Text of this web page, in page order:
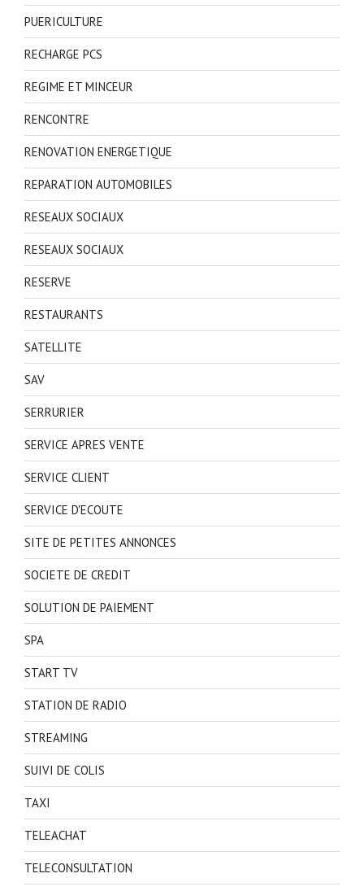
PUERICULTURE
RECHARGE PCS
REGIME ET MINCEUR
RENCONTRE
RENOVATION ENERGETIQUE
REPARATION AUTOMOBILES
RESEAUX SOCIAUX
RESEAUX SOCIAUX
RESERVE
RESTAURANTS
SATELLITE
SAV
SERRURIER
SERVICE APRES VENTE
SERVICE CLIENT
SERVICE D'ECOUTE
SITE DE PETITES ANNONCES
SOCIETE DE CREDIT
SOLUTION DE PAIEMENT
SPA
START TV
STATION DE RADIO
STREAMING
SUIVI DE COLIS
TAXI
TELEACHAT
TELECONSULTATION